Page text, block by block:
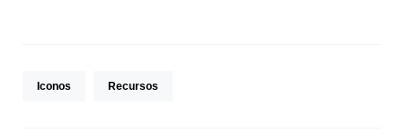
Iconos Recursos